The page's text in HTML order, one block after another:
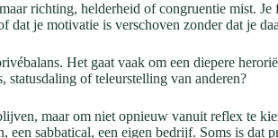
richting, helderheid of congruentie mist.
dat je motivatie is verschoven zonder dat je
Het gaat vaak om een diepere
statusdaling of teleurstelling van anderen?
maar om niet opnieuw vanuit reflex te
sabbatical, een eigen bedrijf. Soms is